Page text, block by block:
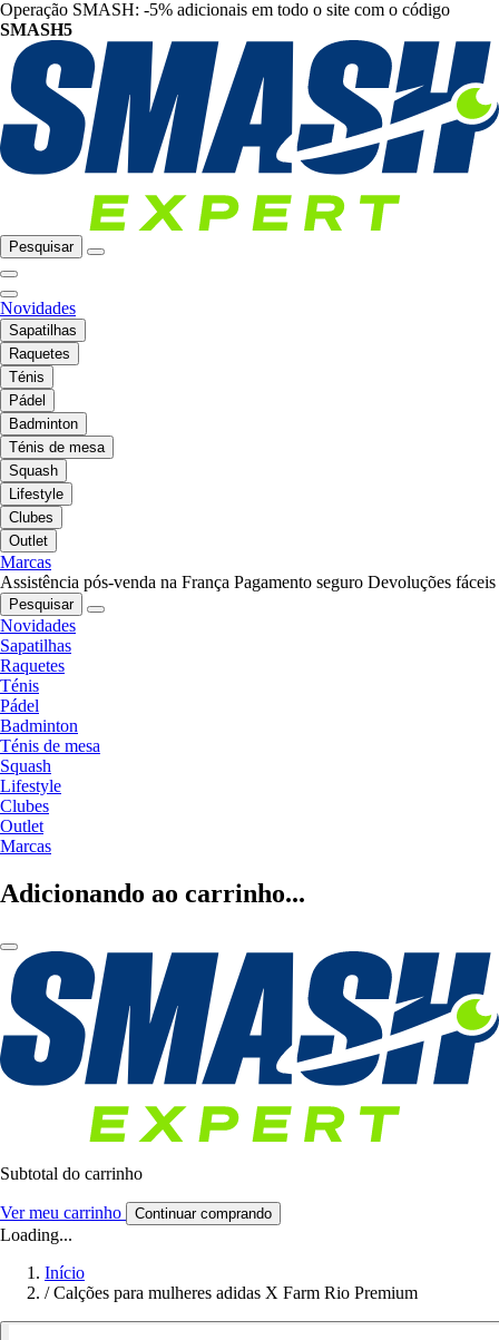
Operação SMASH: -5% adicionais em todo o site com o código
SMASH5
Pesquisar
Novidades
Sapatilhas
Raquetes
Ténis
Pádel
Badminton
Ténis de mesa
Squash
Lifestyle
Clubes
Outlet
Marcas
Assistência pós-venda na França Pagamento seguro Devoluções fáceis
Pesquisar
Novidades
Sapatilhas
Raquetes
Ténis
Pádel
Badminton
Ténis de mesa
Squash
Lifestyle
Clubes
Outlet
Marcas
Adicionando ao carrinho...
Subtotal do carrinho
Ver meu carrinho Continuar comprando
Loading...
Início
/ Calções para mulheres adidas X Farm Rio Premium